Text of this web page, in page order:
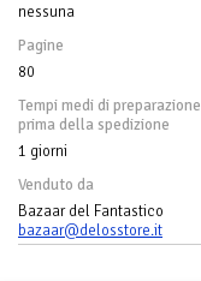
nessuna
Pagine
80
Tempi medi di preparazione
prima della spedizione
1 giorni
Venduto da
Bazaar del Fantastico
bazaar@delosstore.it